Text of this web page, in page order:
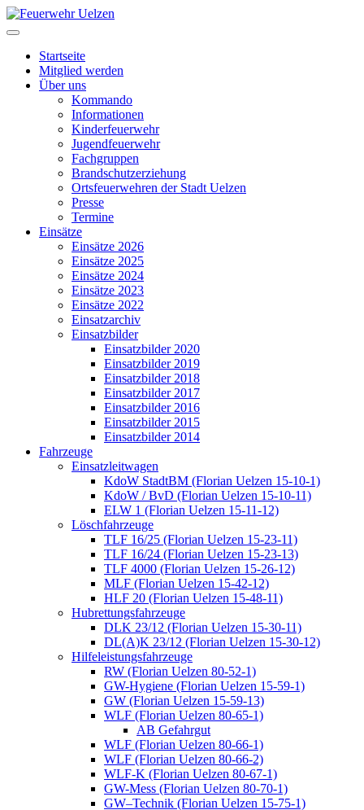
Startseite
Mitglied werden
Über uns
Kommando
Informationen
Kinderfeuerwehr
Jugendfeuerwehr
Fachgruppen
Brandschutzerziehung
Ortsfeuerwehren der Stadt Uelzen
Presse
Termine
Einsätze
Einsätze 2026
Einsätze 2025
Einsätze 2024
Einsätze 2023
Einsätze 2022
Einsatzarchiv
Einsatzbilder
Einsatzbilder 2020
Einsatzbilder 2019
Einsatzbilder 2018
Einsatzbilder 2017
Einsatzbilder 2016
Einsatzbilder 2015
Einsatzbilder 2014
Fahrzeuge
Einsatzleitwagen
KdoW StadtBM (Florian Uelzen 15-10-1)
KdoW / BvD (Florian Uelzen 15-10-11)
ELW 1 (Florian Uelzen 15-11-12)
Löschfahrzeuge
TLF 16/25 (Florian Uelzen 15-23-11)
TLF 16/24 (Florian Uelzen 15-23-13)
TLF 4000 (Florian Uelzen 15-26-12)
MLF (Florian Uelzen 15-42-12)
HLF 20 (Florian Uelzen 15-48-11)
Hubrettungsfahrzeuge
DLK 23/12 (Florian Uelzen 15-30-11)
DL(A)K 23/12 (Florian Uelzen 15-30-12)
Hilfeleistungsfahrzeuge
RW (Florian Uelzen 80-52-1)
GW-Hygiene (Florian Uelzen 15-59-1)
GW (Florian Uelzen 15-59-13)
WLF (Florian Uelzen 80-65-1)
AB Gefahrgut
WLF (Florian Uelzen 80-66-1)
WLF (Florian Uelzen 80-66-2)
WLF-K (Florian Uelzen 80-67-1)
GW-Mess (Florian Uelzen 80-70-1)
GW–Technik (Florian Uelzen 15-75-1)